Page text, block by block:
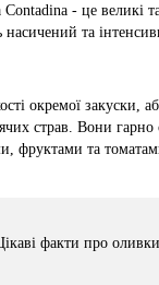
Contadina - це великі
та
окремої закуски,
страв. Вони
фруктами та
факти про оливки